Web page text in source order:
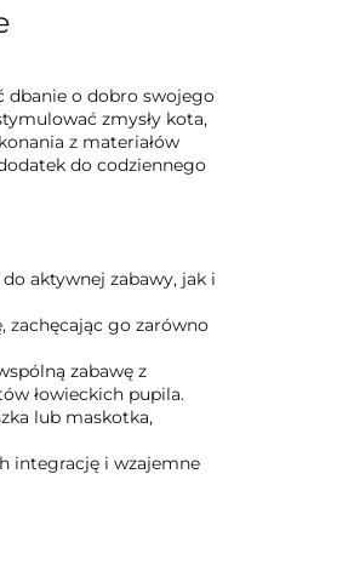
dbanie o dobro swojego
zmysły kota,
z materiałów
do codziennego
aktywnej zabawy, jak i
zachęcając go zarówno
zabawę z
łowieckich pupila.
lub maskotka,
integrację i wzajemne